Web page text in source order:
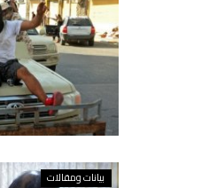
بيانات ومقالات